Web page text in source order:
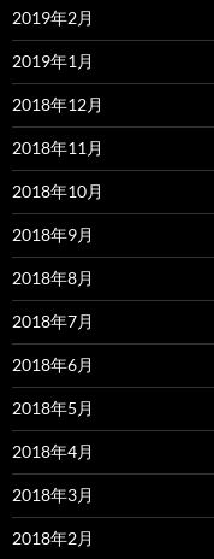
2019年2月
2019年1月
2018年12月
2018年11月
2018年10月
2018年9月
2018年8月
2018年7月
2018年6月
2018年5月
2018年4月
2018年3月
2018年2月